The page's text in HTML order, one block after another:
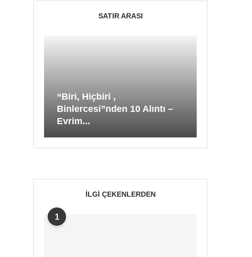
SATIR ARASI
“Biri, Hiçbiri ,
Binlercesi”nden 10 Alıntı –
Evrim...
İLGI ÇEKENLERDEN
1